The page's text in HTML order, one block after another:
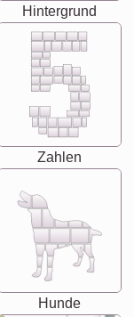
Hintergrund
Zahlen
Hunde